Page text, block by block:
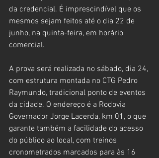
da credencial. É imprescindível que os
mesmos sejam feitos até o dia 22 de
junho, na quinta-feira, em horário
comercial.
A prova será realizada no sábado, dia 24,
com estrutura montada no CTG Pedro
Raymundo, tradicional ponto de eventos
da cidade. O endereço é a Rodovia
Governador Jorge Lacerda, km 01, o que
garante também a facilidade do acesso
do público ao local, com treinos
cronometrados marcados para às 16